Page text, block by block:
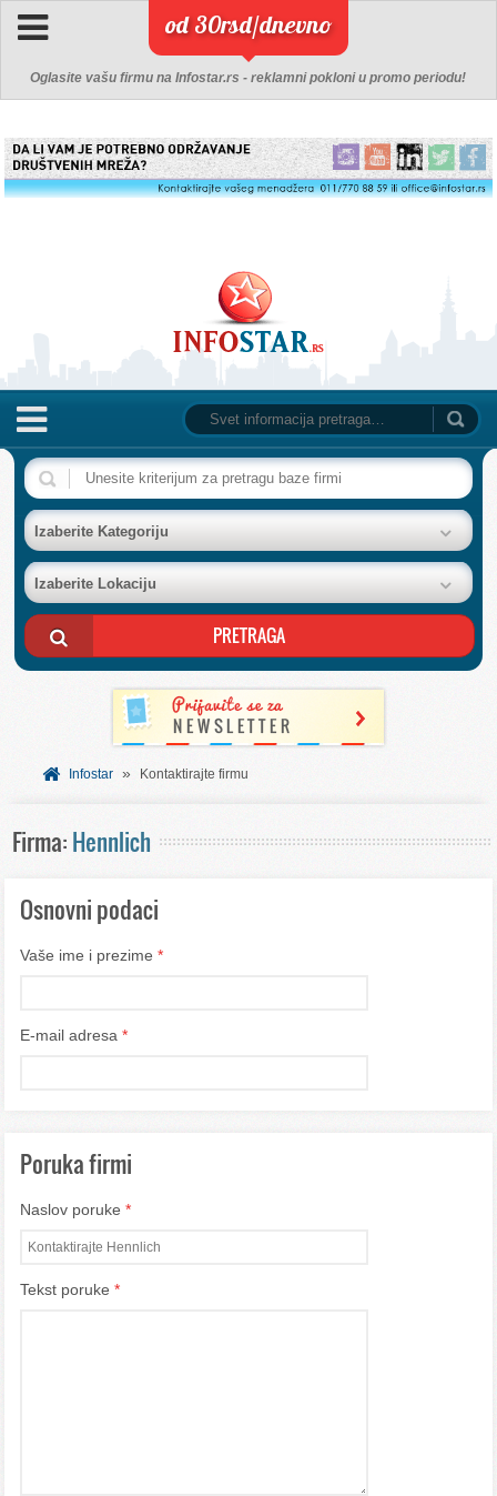
od 30rsd/dnevno
Oglasite vašu firmu na Infostar.rs - reklamni pokloni u promo periodu!
NASLOVNA
BAZA FIRMI
POSLOVNI OGLASI
AKCIJE I KATALOZI
BESPLATNI VAUČERI
SVET INFORMACIJA
USLUGE
Izaberite Kategoriju
Izaberite Lokaciju
Infostar » Kontaktirajte firmu
Firma:Hennlich
Osnovni podaci
Vaše ime i prezime *
E-mail adresa *
Poruka firmi
Naslov poruke *
Tekst poruke *